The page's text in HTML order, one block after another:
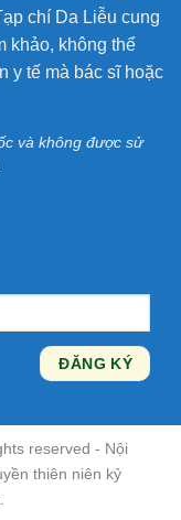
chí Da Liễu cung
khảo, không thể
y tế mà bác sĩ hoặc
và không được sử
reserved - Nội
thiên niên kỷ